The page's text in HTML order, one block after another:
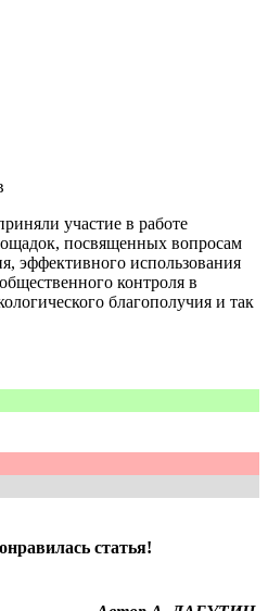
участие в работе
посвященных вопросам
эффективного использования
контроля в
благополучия и так
статья!